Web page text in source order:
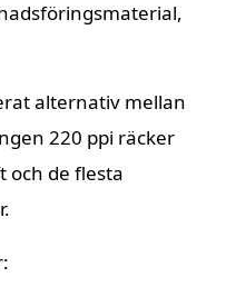
alternativ mellan
220 ppi räcker
och de flesta